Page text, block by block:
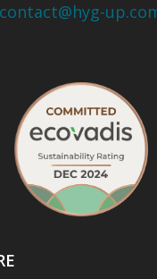
contact@hyg-